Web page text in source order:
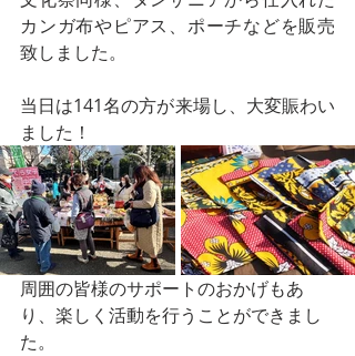
カンガ布やピアス、ポーチなどを販売
致しました。
当日は141名の方が来場し、大変賑わい
ました！
周囲の皆様のサポートのおかげもあ
り、楽しく活動を行うことができまし
た。